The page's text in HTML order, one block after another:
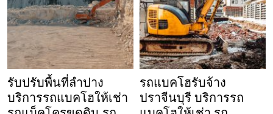
รับปรับพื้นที่ลำปาง
บริการรถแบคโฮให้เช่า
รถแบคโฮรับจ้าง
ปราจีนบุรี บริการรถ